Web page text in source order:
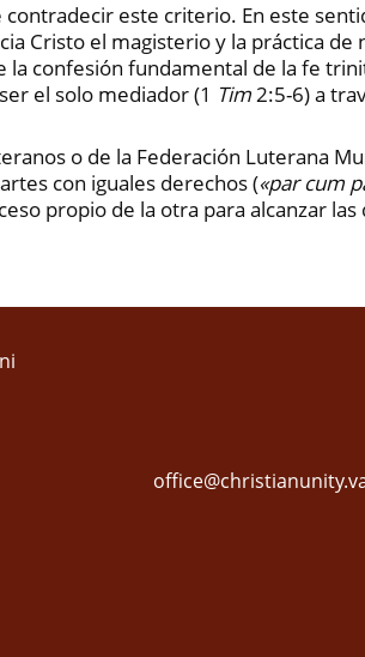
este criterio. En este
Cristo el magisterio y la práctica de
confesión fundamental de la fe
el solo mediador (1 Tim2:5-6) a
o de la Federación Luterana
con iguales derechos («par cum
propio de la otra para alcanzar las